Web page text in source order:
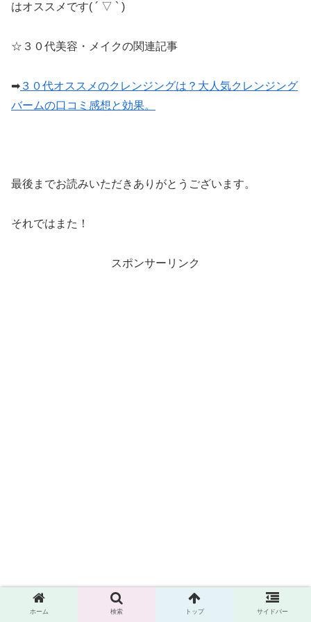
はオススメです( ´ ▽ ` )
☆３０代美容・メイクの関連記事
➡ ３０代オススメのクレンジングは？大人気クレンジング
バームの口コミ感想と効果。
最後までお読みいただきありがとうございます。
それではまた！
スポンサーリンク
ホーム 検索 トップ サイドバー